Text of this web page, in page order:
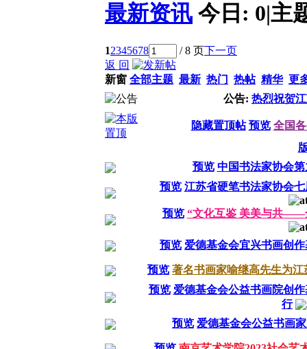
最新资讯 今日: 0|主
12345678 / 8 页下一页
返 回
新窗 全部主题 最新 热门 热帖 精华 更
公告: 热烈祝贺
隐藏置顶帖 预览 全国
预览 中国书法家协会
预览 江苏省硬笔书法家协会
预览 “文化互鉴 美美与共——
预览 爱德基金会宜兴书画创
预览 著名书画家喻继高先生为
预览 爱德基金会公益书画院创
行
预览 爱德基金会公益书画